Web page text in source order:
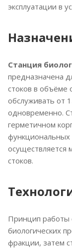
эксплуатации в
Станция
предназначена
стоков в объёме
обслуживать от
одновременно.
герметичном
функциональных
осуществляется
стоков.
Принцип работы
биологических
фракции, затем